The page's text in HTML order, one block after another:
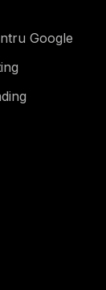
Google